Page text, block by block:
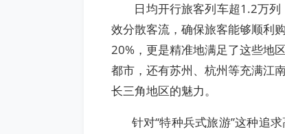
日均开行旅客列车超1.2万列
效分散客流，确保旅客能够顺利
20%，更是精准地满足了这些地
都市，还有苏州、杭州等充满江
长三角地区的魅力。
针对“特种兵式旅游”这种追求